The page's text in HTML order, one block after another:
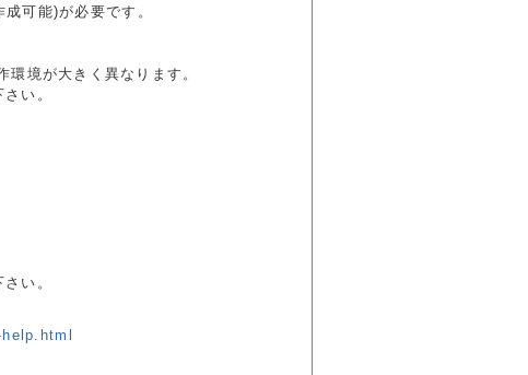
可能)が必要です。
環境が大きく異なります。
い。
い。